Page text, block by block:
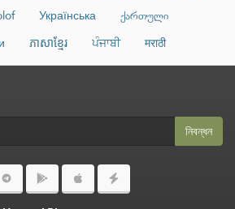
Українська
ქართული
ភាសាខ្មែរ ਪੰਜਾਬੀ मराठी
নিবন্ধন